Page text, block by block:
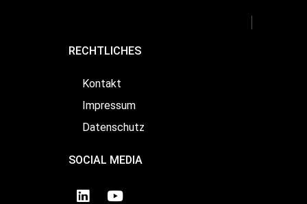
RECHTLICHES
Kontakt
Impressum
Datenschutz
SOCIAL MEDIA